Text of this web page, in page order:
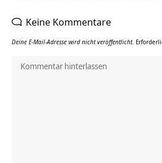
Keine Kommentare
Deine E-Mail-Adresse wird nicht veröffentlicht.